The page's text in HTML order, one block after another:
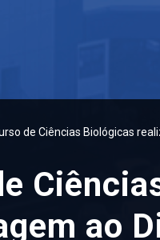
de Ciências Biológicas
ao